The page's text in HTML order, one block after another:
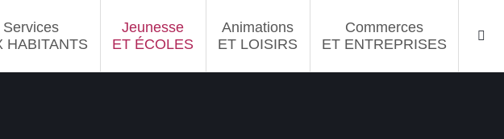
Services
HABITANTS
Jeunesse
ET ÉCOLES
Animations
ET LOISIRS
Commerces
ET ENTREPRISES